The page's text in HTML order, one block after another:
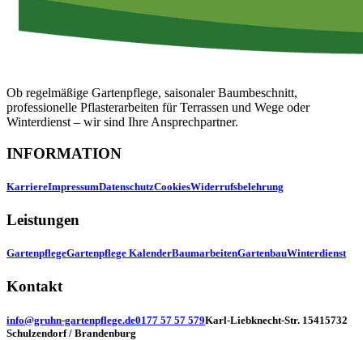
Ob regelmäßige Gartenpflege, saisonaler Baumbeschnitt,
professionelle Pflasterarbeiten für Terrassen und Wege oder
Winterdienst – wir sind Ihre Ansprechpartner.
INFORMATION
KarriereImpressumDatenschutzCookiesWiderrufsbelehrung
Leistungen
GartenpflegeGartenpflege KalenderBaumarbeitenGartenbauWinterdienst
Kontakt
info@gruhn-gartenpflege.de0177 57 57 579Karl-Liebknecht-Str. 15415732
Schulzendorf / Brandenburg